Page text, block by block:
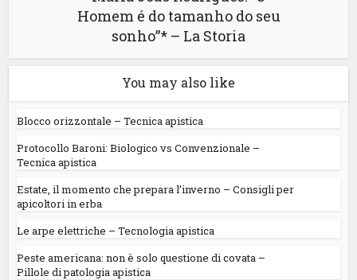
Homem é do tamanho do seu
sonho”* – La Storia
You may also like
Blocco orizzontale – Tecnica apistica
Protocollo Baroni: Biologico vs Convenzionale –
Tecnica apistica
Estate, il momento che prepara l’inverno – Consigli per
apicoltori in erba
Le arpe elettriche – Tecnologia apistica
Peste americana: non è solo questione di covata –
Pillole di patologia apistica